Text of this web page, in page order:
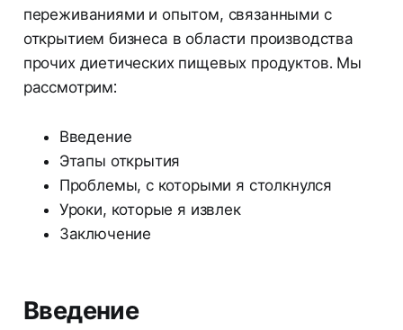
переживаниями и опытом, связанными с
открытием бизнеса в области производства
прочих диетических пищевых продуктов. Мы
рассмотрим:
Введение
Этапы открытия
Проблемы, с которыми я столкнулся
Уроки, которые я извлек
Заключение
Введение